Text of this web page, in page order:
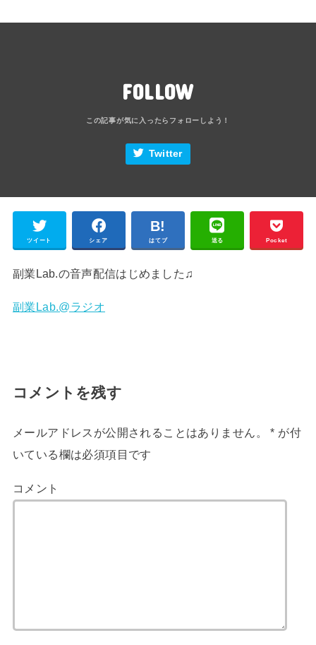
FOLLOW
Twitter
ツイート シェア はてブ 送る Pocket
副業Lab.の音声配信はじめました♫
副業Lab.@ラジオ
コメントを残す
メールアドレスが公開されることはありません。 * が付
いている欄は必須項目です
コメント